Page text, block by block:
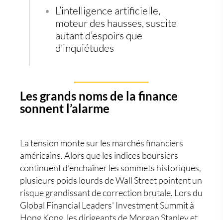
L’intelligence artificielle,
moteur des hausses, suscite
autant d’espoirs que
d’inquiétudes
Les grands noms de la finance
sonnent l’alarme
La tension monte sur les marchés financiers
américains. Alors que les indices boursiers
continuent d’enchaîner les sommets historiques,
plusieurs poids lourds de Wall Street pointent un
risque grandissant decorrection brutale. Lors du
Global Financial Leaders' Investment Summit à
Hong Kong, les dirigeants deMorgan Stanleyet